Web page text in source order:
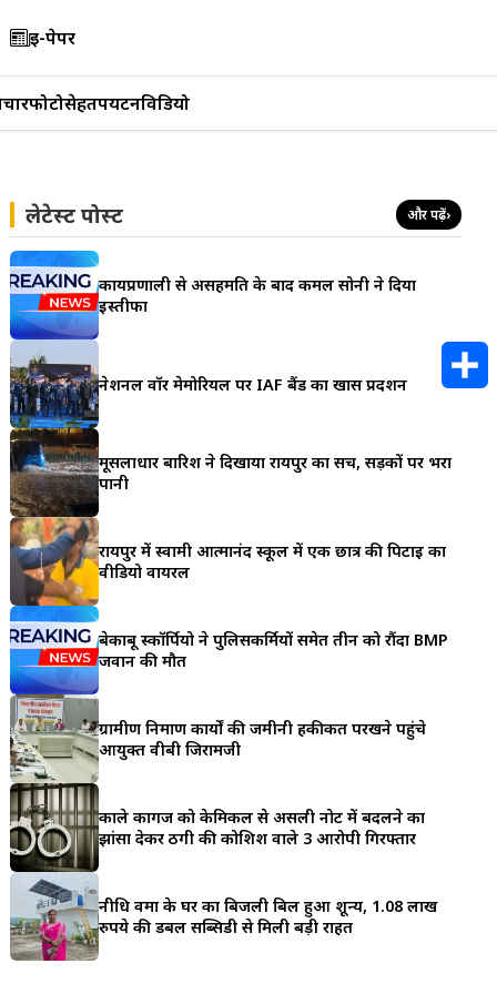
ई-पेपर
फोटोसेहतपर्यटनविडियो
लेटेस्ट पोस्ट और पढ़ें›
कार्यप्रणाली से असहमति के बाद कमल सोनी ने दिया
इस्तीफा
नेशनल वॉर मेमोरियल पर IAF बैंड का खास प्रदर्शन
मूसलाधार बारिश ने दिखाया रायपुर का सच, सड़कों पर भरा
पानी
रायपुर में स्वामी आत्मानंद स्कूल में एक छात्र की पिटाई का
वीडियो वायरल
बेकाबू स्कॉर्पियो ने पुलिसकर्मियों समेत तीन को रौंदा BMP
जवान की मौत
ग्रामीण निर्माण कार्यों की जमीनी हकीकत परखने पहुंचे
आयुक्त वीबी जिरामजी
काले कागज को केमिकल से असली नोट में बदलने का
झांसा देकर ठगी की कोशिश वाले 3 आरोपी गिरफ्तार
नीधि वर्मा के घर का बिजली बिल हुआ शून्य, 1.08 लाख
रुपये की डबल सब्सिडी से मिली बड़ी राहत
h
r